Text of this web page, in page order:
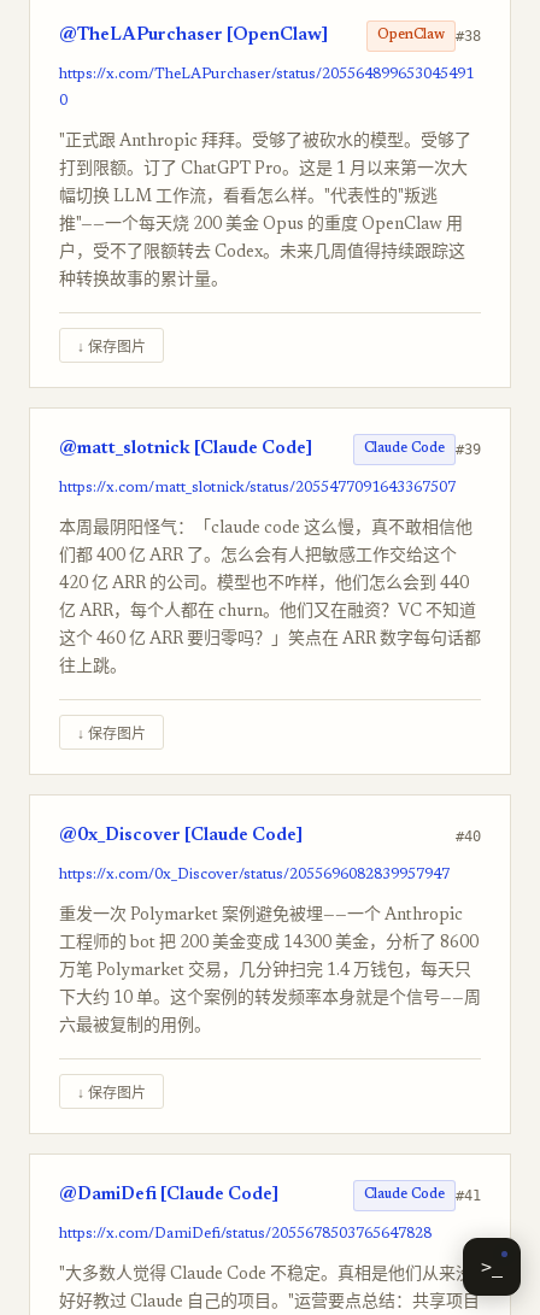
@TheLAPurchaser [OpenClaw] OpenClaw #38
https://x.com/TheLAPurchaser/status/205564899653045491
0
"正式跟 Anthropic 拜拜。受够了被砍水的模型。受够了
打到限额。订了 ChatGPT Pro。这是 1 月以来第一次大
幅切换 LLM 工作流，看看怎么样。"代表性的"叛逃
推"——一个每天烧 200 美金 Opus 的重度 OpenClaw 用
户，受不了限额转去 Codex。未来几周值得持续跟踪这
种转换故事的累计量。
↓ 保存图片
@matt_slotnick [Claude Code] Claude Code #39
https://x.com/matt_slotnick/status/2055477091643367507
本周最阴阳怪气：「claude code 这么慢，真不敢相信他
们都 400 亿 ARR 了。怎么会有人把敏感工作交给这个
420 亿 ARR 的公司。模型也不咋样，他们怎么会到 440
亿 ARR，每个人都在 churn。他们又在融资？VC 不知道
这个 460 亿 ARR 要归零吗？」笑点在 ARR 数字每句话都
往上跳。
↓ 保存图片
@0x_Discover [Claude Code] #40
https://x.com/0x_Discover/status/2055696082839957947
重发一次 Polymarket 案例避免被埋——一个 Anthropic
工程师的 bot 把 200 美金变成 14300 美金，分析了 8600
万笔 Polymarket 交易，几分钟扫完 1.4 万钱包，每天只
下大约 10 单。这个案例的转发频率本身就是个信号——周
六最被复制的用例。
↓ 保存图片
@DamiDefi [Claude Code] Claude Code #41
https://x.com/DamiDefi/status/2055678503765647828
"大多数人觉得 Claude Code 不稳定。真相是他们从来没
好好教过 Claude 自己的项目。"运营要点总结：共享项目
>_